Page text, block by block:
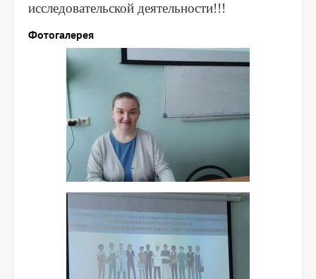
исследовательской деятельности!!!
Фотогалерея